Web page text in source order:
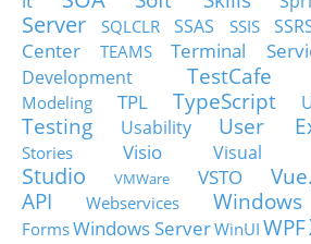
Server
SQLCLR SSAS SSIS
Center
TEAMS Terminal
Development
TestCafe
Modeling
TPL TypeScript
Testing
Usability User
Stories
Visio Visual
Studio
VMWare VSTO
API
Webservices
FormsWindows ServerWinUI WPF